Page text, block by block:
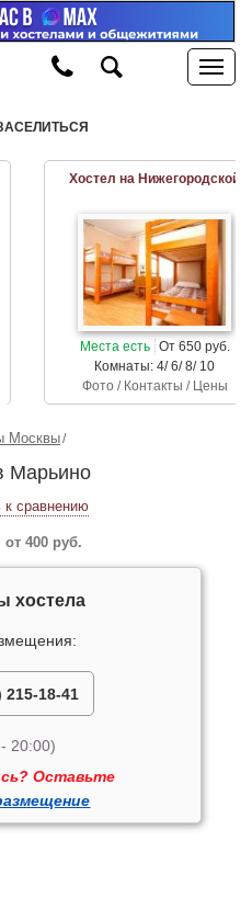
Хостел на Нижегородской
Места есть От 650 руб.
Комнаты: 4/ 6/ 8/ 10
Фото / Контакты / Цены
Москвы
Марьино
к сравнению
от 400 руб.
хостела
215-18-41
20:00)
Оставьте